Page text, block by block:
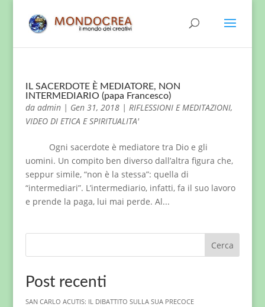
IL SACERDOTE È MEDIATORE, NON
INTERMEDIARIO (papa Francesco)
da admin| Gen 31, 2018| RIFLESSIONI E MEDITAZIONI,
VIDEO DI ETICA E SPIRITUALITA'
Ogni sacerdote è mediatore tra Dio e gli
uomini. Un compito ben diverso dall’altra figura che,
seppur simile, “non è la stessa”: quella di
“intermediari”. L’intermediario, infatti, fa il suo lavoro
e prende la paga, lui mai perde. Al...
Cerca
Post recenti
SAN CARLO ACUTIS: IL DIBATTITO SULLA SUA PRECOCE